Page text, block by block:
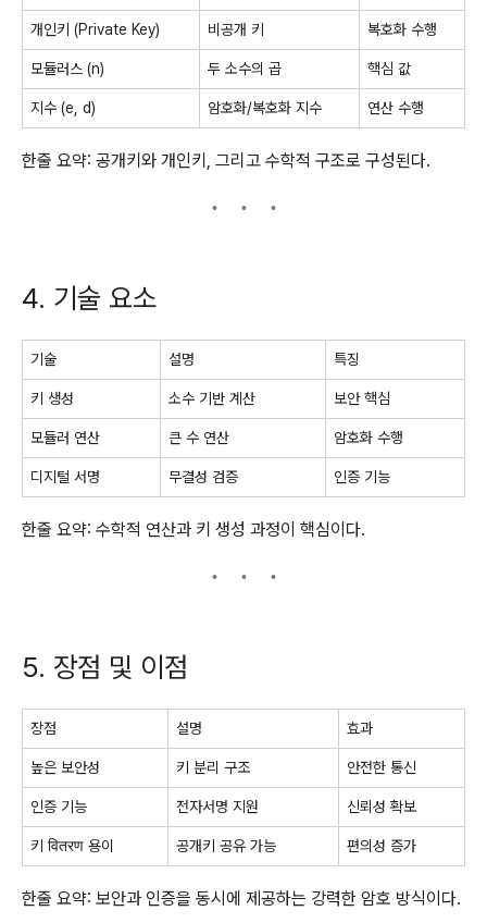
개인키 (Private Key) 비공개 키 복호화 수행
모듈러스 (n) 두 소수의 곱 핵심 값
지수 (e, d) 암호화/복호화 지수 연산 수행
한줄 요약: 공개키와 개인키, 그리고 수학적 구조로 구성된다.
4. 기술 요소
기술 설명 특징
키 생성 소수 기반 계산 보안 핵심
모듈러 연산 큰 수 연산 암호화 수행
디지털 서명 무결성 검증 인증 기능
한줄 요약: 수학적 연산과 키 생성 과정이 핵심이다.
5. 장점 및 이점
장점 설명 효과
높은 보안성 키 분리 구조 안전한 통신
인증 기능 전자서명 지원 신뢰성 확보
키 वितरण 용이 공개키 공유 가능 편의성 증가
한줄 요약: 보안과 인증을 동시에 제공하는 강력한 암호 방식이다.